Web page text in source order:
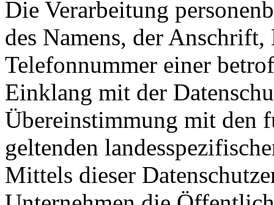
Die Verarbeitung
des Namens, der
Telefonnummer einer
Einklang mit der
Übereinstimmung mit den
geltenden
Mittels dieser